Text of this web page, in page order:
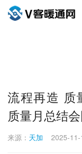
流程再造 质
质量月总结
来源： 天加 2025-